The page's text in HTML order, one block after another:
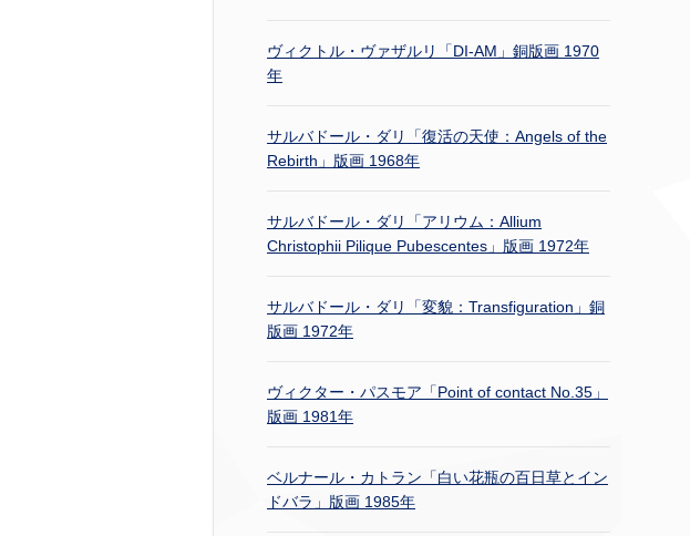
ヴィクトル・ヴァザルリ「DI-AM」銅版画 1970
年
サルバドール・ダリ「復活の天使：Angels of the
Rebirth」版画 1968年
サルバドール・ダリ「アリウム：Allium
Christophii Pilique Pubescentes」版画 1972年
サルバドール・ダリ「変貌：Transfiguration」銅
版画 1972年
ヴィクター・パスモア「Point of contact No.35」
版画 1981年
ベルナール・カトラン「白い花瓶の百日草とイン
ドバラ」版画 1985年